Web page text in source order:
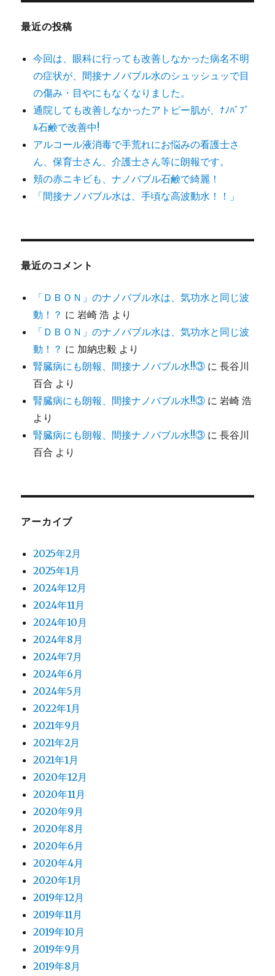
最近の投稿
今回は、眼科に行っても改善しなかった病名不明
の症状が、間接ナノバブル水のシュッシュッで目
の傷み・目やにもなくなりました。
通院しても改善しなかったアトピー肌が、ﾅﾉﾊﾞﾌﾞ
ﾙ石鹸で改善中!
アルコール液消毒で手荒れにお悩みの看護士さ
ん、保育士さん、介護士さん等に朗報です。
頬の赤ニキビも、ナノバブル石鹸で綺麗！
「間接ナノバブル水は、手頃な高波動水！！」
最近のコメント
「ＤＢＯＮ」のナノバブル水は、気功水と同じ波
動！？ に岩崎 浩 より
「ＤＢＯＮ」のナノバブル水は、気功水と同じ波
動！？ に 加納忠毅 より
腎臓病にも朗報、間接ナノバブル水!!③ に長谷川
百合 より
腎臓病にも朗報、間接ナノバブル水!!③ に岩崎 浩
より
腎臓病にも朗報、間接ナノバブル水!!③ に長谷川
百合 より
アーカイブ
2025年2月
2025年1月
2024年12月
2024年11月
2024年10月
2024年8月
2024年7月
2024年6月
2024年5月
2022年1月
2021年9月
2021年2月
2021年1月
2020年12月
2020年11月
2020年9月
2020年8月
2020年6月
2020年4月
2020年1月
2019年12月
2019年11月
2019年10月
2019年9月
2019年8月